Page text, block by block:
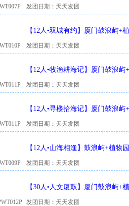
发团日期：天天发团
【12人•双城有约】厦门鼓浪屿+
发团日期：天天发团
【12人•牧渔耕海记】厦门鼓浪
发团日期：天天发团
【12人•寻楼拾海记】厦门鼓浪
跟团游
发团日期：天天发团
【12人•山海相逢】鼓浪屿+植物
楼】
发团日期：天天发团
【30人•人文厦鼓】厦门鼓浪屿+
发团日期：天天发团